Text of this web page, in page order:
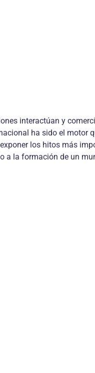
interactúan y
ha sido el
los hitos más
a la formación de un